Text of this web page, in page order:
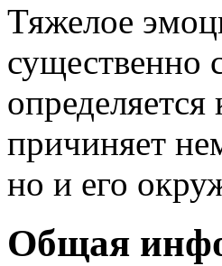
Тяжелое
существенно
причиняет
но и его
Общая